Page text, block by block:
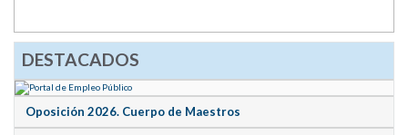
DESTACADOS
Oposición 2026. Cuerpo de Maestros